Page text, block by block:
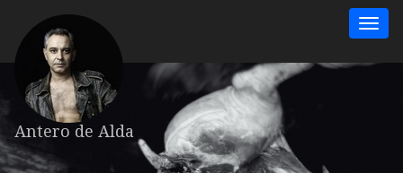
Antero de Alda